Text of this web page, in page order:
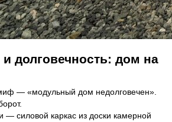
долговечность: дом на
— «модульный дом недолговечен».
— силовой каркас из доски камерной